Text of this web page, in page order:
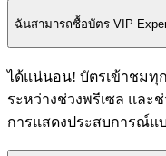
ฉันสามารถซื้อบัตร VIP
ได้แน่นอน! บัตรเข้าชมทุ
ระหว่างช่วงพรีเซล และ
การแสดงประสบการณ์แ